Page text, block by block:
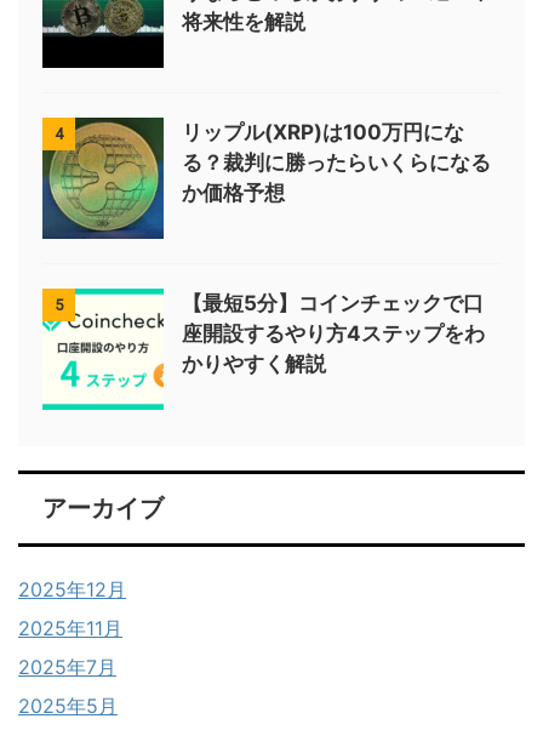
将来性を解説
4
リップル(XRP)は100万円にな
る？裁判に勝ったらいくらになる
か価格予想
5
【最短5分】コインチェックで口
座開設するやり方4ステップをわ
かりやすく解説
アーカイブ
2025年12月
2025年11月
2025年7月
2025年5月